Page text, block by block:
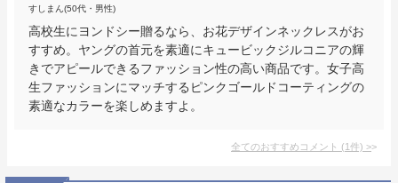
すしまん(50代・男性)
高校生にヨンドシー贈るなら、お花デザインネックレスがお
すすめ。ヤングの首元を素適にキュービックジルコニアの輝
きでアピールできるファッション性の高い商品です。女子高
生ファッションにマッチするピンクゴールドコーティングの
素適なカラーを楽しめますよ。
全てのおすすめコメント (1件) >